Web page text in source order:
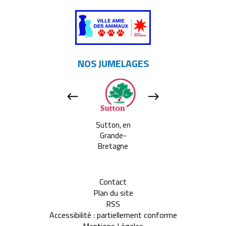
NOS JUMELAGES
Sutton, en
Grande-
Bretagne
Contact
Plan du site
RSS
Accessibilité : partiellement conforme